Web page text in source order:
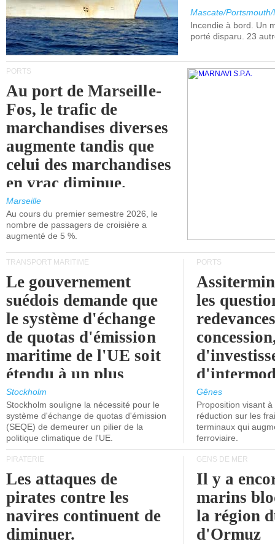
Mascate/
Incendie à bord. Un
porté disparu. 23
PORTS
Au port de Marseille-
Fos, le trafic de
marchandises diverses
augmente tandis que
celui des marchandises
en vrac diminue.
Marseille
Au cours du premier semestre 2026, le
nombre de passagers de croisière a
augmenté de 5 %.
TRANSPORT MARITIME
Le gouvernement
suédois demande que
le système d'échange
de quotas d'émission
maritime de l'UE soit
étendu à un plus
grand nombre de
navires.
Stockholm
Stockholm souligne la nécessité pour le
système d'échange de quotas d'émission
(SEQE) de demeurer un pilier de la
politique climatique de l'UE.
PORTS
les
l'attention
politiciens.
Gênes
Proposition visant
réduction sur les
terminaux qui
ferroviaire.
PIRATERIE
Les attaques de
pirates contre les
navires continuent de
diminuer.
GENS DE MER
Il y a
marins
la région
d'Ormuz